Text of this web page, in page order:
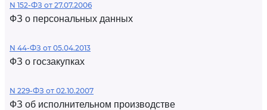
N 152-ФЗ от 27.07.2006
ФЗ о персональных данных
N 44-ФЗ от 05.04.2013
ФЗ о госзакупках
N 229-ФЗ от 02.10.2007
ФЗ об исполнительном производстве